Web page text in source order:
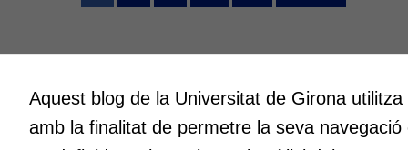
Innovació
A l’ICE ens entusiasma la innovació.
Volem
Aquest blog de la Universitat de Girona
amb la finalitat de permetre la seva